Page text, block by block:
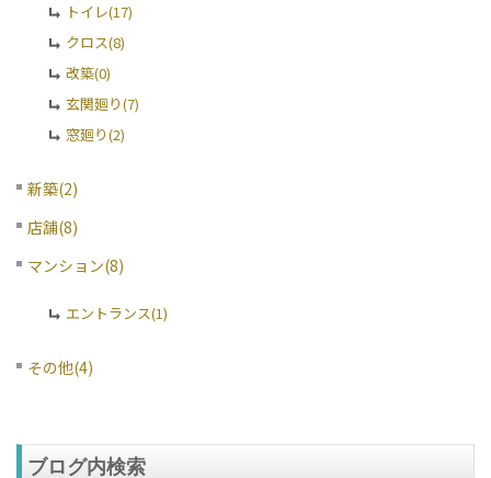
トイレ(17)
クロス(8)
改築(0)
玄関廻り(7)
窓廻り(2)
新築(2)
店舗(8)
マンション(8)
エントランス(1)
その他(4)
ブログ内検索